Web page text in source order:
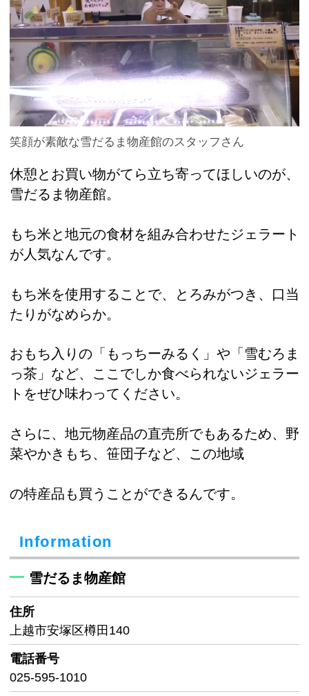
笑顔が素敵な雪だるま物産館のスタッフさん
休憩とお買い物がてら立ち寄ってほしいのが、
雪だるま物産館。
もち米と地元の食材を組み合わせたジェラート
が人気なんです。
もち米を使用することで、とろみがつき、口当
たりがなめらか。
おもち入りの「もっちーみるく」や「雪むろま
っ茶」など、ここでしか食べられないジェラー
トをぜひ味わってください。
さらに、地元物産品の直売所でもあるため、野
菜やかきもち、笹団子など、この地域
の特産品も買うことができるんです。
Information
雪だるま物産館
住所
上越市安塚区樽田140
電話番号
025-595-1010